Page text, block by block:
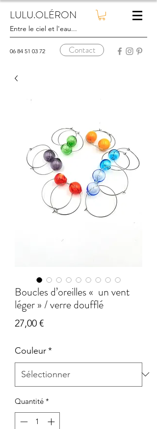
LULU.OLÉRON
Entre le ciel et l'eau...
06 84 51 03 72 Contact
Boucles d’oreilles « un vent
léger » / verre doufflé
27,00 €Prix
Couleur*
Quantité *